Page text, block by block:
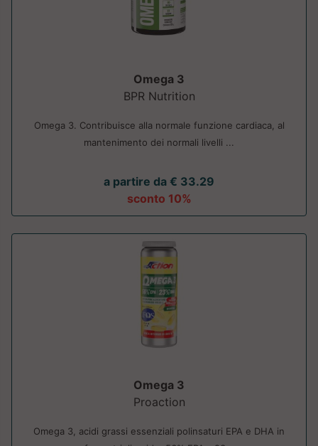
Omega 3
BPR Nutrition
Omega 3. Contribuisce alla normale funzione cardiaca, al
mantenimento dei normali livelli ...
a partire da € 33.29
sconto 10%
Omega 3
Proaction
Omega 3, acidi grassi essenziali polinsaturi EPA e DHA in